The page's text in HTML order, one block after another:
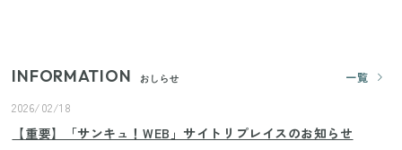
INFORMATION おしらせ
一覧
2026/02/18
【重要】「サンキュ！WEB」サイトリプレイスのお知らせ